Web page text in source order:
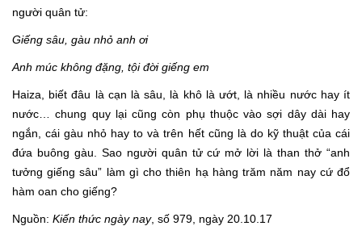
người quân tử:
Giếng sâu, gàu nhỏ anh ơi
Anh múc không đặng, tội đời giếng em
Haiza, biết đâu là cạn là sâu, là khô là ướt, là nhiều nước hay ít
nước… chung quy lại cũng còn phụ thuộc vào sợi dây dài hay
ngắn, cái gàu nhỏ hay to và trên hết cũng là do kỹ thuật của cái
đứa buông gàu. Sao người quân tử cứ mở lời là than thở “anh
tưởng giếng sâu” làm gì cho thiên hạ hàng trăm năm nay cứ đổ
hàm oan cho giếng?
Nguồn: Kiến thức ngày nay, số 979, ngày 20.10.17